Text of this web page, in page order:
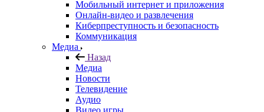
Мобильный интернет и приложения
Онлайн-видео и развлечения
Киберпреступность и безопасность
Коммуникация
Медиа
Назад
Медиа
Новости
Телевидение
Аудио
Видео игры